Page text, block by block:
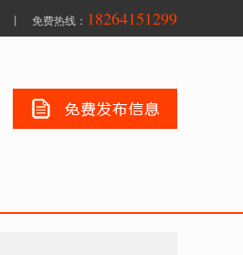
丨 免费热线： 18264151299